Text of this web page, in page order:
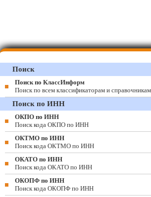
Поиск
Поиск по КлассИнформ
Поиск по всем классификаторам и
Поиск по ИНН
ОКПО по ИНН
Поиск кода ОКПО по ИНН
ОКТМО по ИНН
Поиск кода ОКТМО по ИНН
ОКАТО по ИНН
Поиск кода ОКАТО по ИНН
ОКОПФ по ИНН
Поиск кода ОКОПФ по ИНН